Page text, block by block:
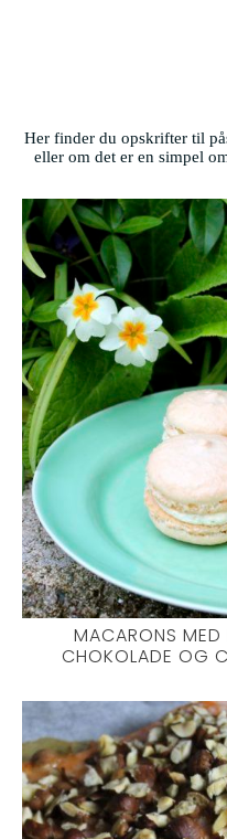
Her finder du opskrifter til
eller om det er en simpel
MACARONS MED
CHOKOLADE OG